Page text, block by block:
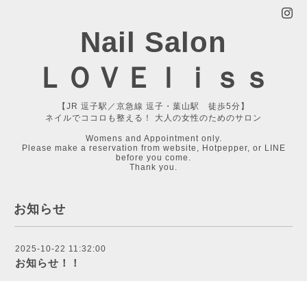
Nail Salon
ＬＯＶＥｌｉｓｓ
【JR 逗子駅／京急線 逗子・葉山駅 徒歩5分】
ネイルでココロも整える！ 大人の女性のためのサロン
Womens and Appointment only.
Please make a reservation from website, Hotpepper, or LINE
before you come.
Thank you.
お知らせ
2025-10-22 11:32:00
お知らせ！！